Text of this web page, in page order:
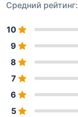
Средний рейтинг:
10
9
8
7
6
5